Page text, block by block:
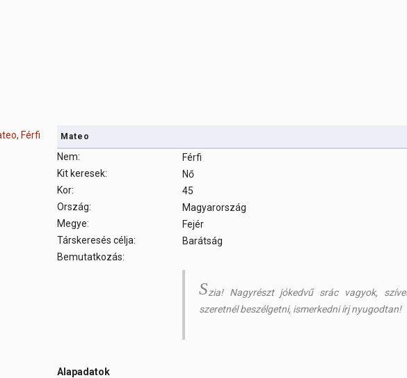
Mateo
Nem:
Férfi
Kit keresek:
Nő
Kor:
45
Ország:
Magyarország
Megye:
Fejér
Társkeresés célja:
Barátság
Bemutatkozás:
Szia! Nagyrészt jókedvű srác vagyok,
szeretnél beszélgetni, ismerkedni írj nyugodtan!
Alapadatok